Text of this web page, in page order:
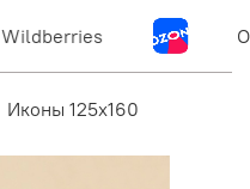
Wildberries
Иконы 125х160